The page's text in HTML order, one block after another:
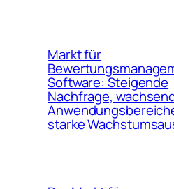
Markt für
Software: Steigende
Nachfrage,
starke